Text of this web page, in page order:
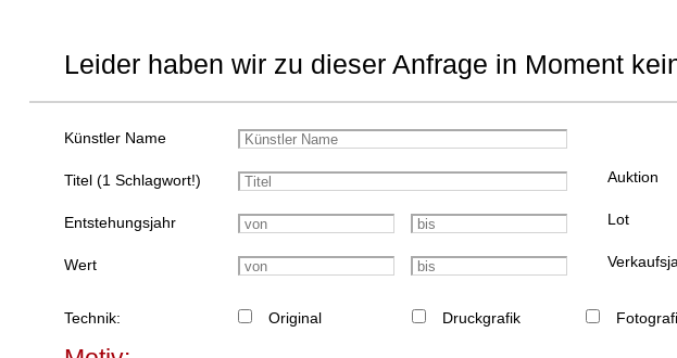
Leider haben wir zu dieser Anfrage in Moment
Künstler Name
Titel (1 Schlagwort!)
Entstehungsjahr
Wert
Auktion
Lot
Technik: Original Druckgrafik